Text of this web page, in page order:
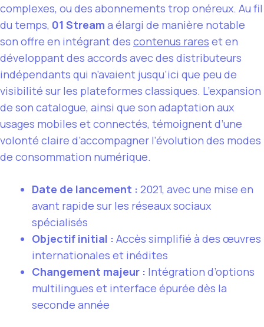
complexes, ou des abonnements trop onéreux. Au fil
du temps, 01 Stream a élargi de manière notable
son offre en intégrant des contenus rares et en
développant des accords avec des distributeurs
indépendants qui n’avaient jusqu’ici que peu de
visibilité sur les plateformes classiques. L’expansion
de son catalogue, ainsi que son adaptation aux
usages mobiles et connectés, témoignent d’une
volonté claire d’accompagner l’évolution des modes
de consommation numérique.
Date de lancement : 2021, avec une mise en
avant rapide sur les réseaux sociaux
spécialisés
Objectif initial : Accès simplifié à des œuvres
internationales et inédites
Changement majeur : Intégration d’options
multilingues et interface épurée dès la
seconde année